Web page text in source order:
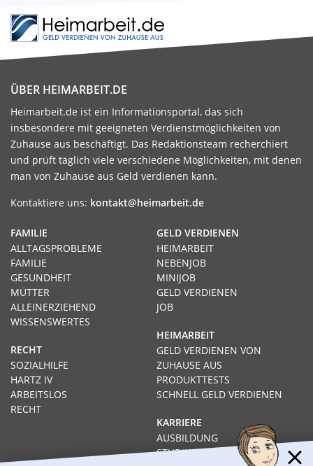
ÜBER HEIMARBEIT.DE
Heimarbeit.de ist ein Informationsportal, das sich
insbesondere mit geeigneten Verdienstmöglichkeiten von
Zuhause aus beschäftigt. Das Redaktionsteam recherchiert
und prüft täglich viele verschiedene Möglichkeiten, mit denen
man von Zuhause aus Geld verdienen kann.
Kontaktiere uns: kontakt@heimarbeit.de
GELD VERDIENEN
HEIMARBEIT
NEBENJOB
MINIJOB
GELD VERDIENEN
JOB
HEIMARBEIT
GELD VERDIENEN VON
ZUHAUSE AUS
PRODUKTTESTS
SCHNELL GELD VERDIENEN
KARRIERE
AUSBILDUNG
STUDIUM
FAMILIE
ALLTAGSPROBLEME
FAMILIE
GESUNDHEIT
MÜTTER
ALLEINERZIEHEND
WISSENSWERTES
RECHT
SOZIALHILFE
HARTZ IV
ARBEITSLOS
RECHT